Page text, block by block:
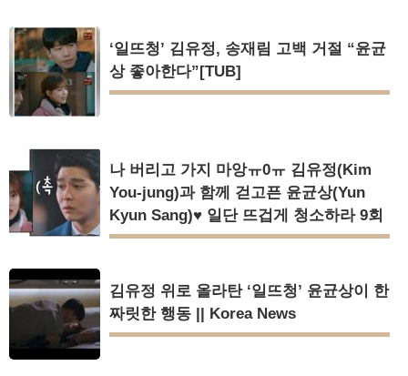
‘일뜨청’ 김유정, 송재림 고백 거절 “윤균
상 좋아한다”[TUB]
나 버리고 가지 마앙ㅠ0ㅠ 김유정(Kim
You-jung)과 함께 걷고픈 윤균상(Yun
Kyun Sang)♥ 일단 뜨겁게 청소하라 9회
김유정 위로 올라탄 ‘일뜨청’ 윤균상이 한
짜릿한 행동 || Korea News